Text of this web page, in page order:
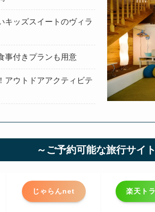
キッズスイートのヴィラ
事付きプランも用意
アウトドアアクティビテ
～ご予約可能な旅行サイ
じゃらんnet 楽天ト